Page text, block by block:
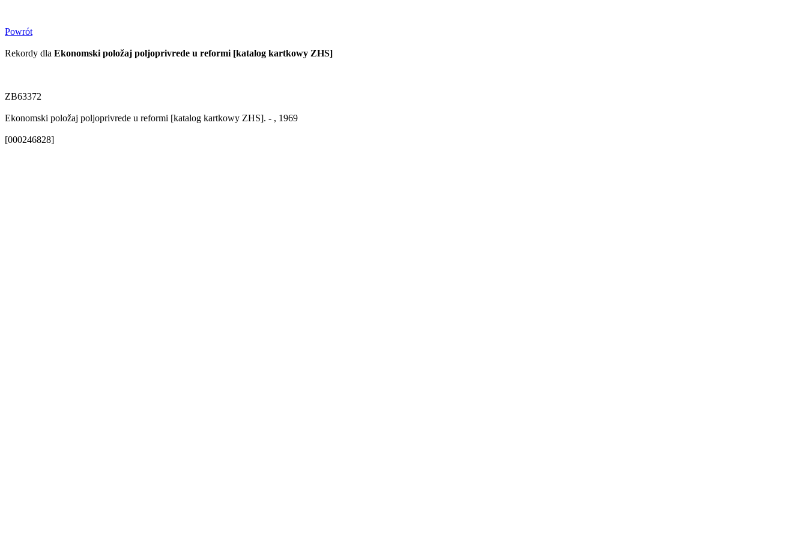
Powrót
Rekordy dla Ekonomski položaj poljoprivrede u reformi [katalog kartkowy ZHS]
ZB63372
Ekonomski položaj poljoprivrede u reformi [katalog kartkowy ZHS]. - , 1969
[000246828]